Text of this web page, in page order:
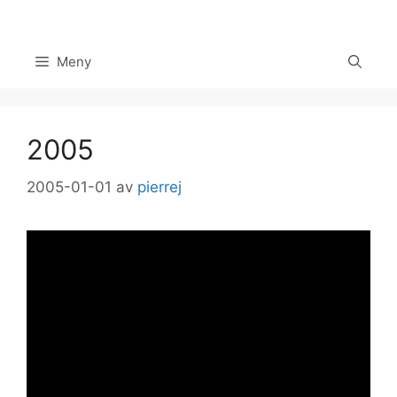
innehåll Meny
2005
2005-01-01 av pierrej